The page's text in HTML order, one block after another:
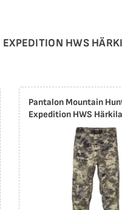
HWS
Pantalon Mountain
Expedition HWS Härkila